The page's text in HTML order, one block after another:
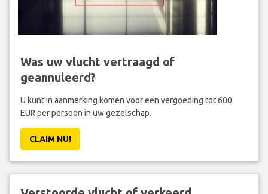
Was uw vlucht vertraagd of
geannuleerd?
U kunt in aanmerking komen voor een vergoeding tot 600
EUR per persoon in uw gezelschap.
CLAIM NU!